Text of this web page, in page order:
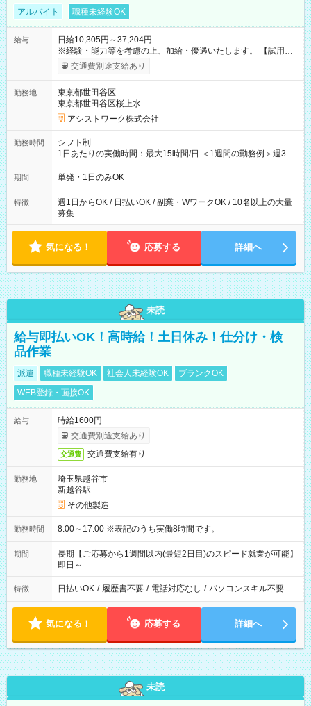
アルバイト 職種未経験OK
給与
日給10,305円～37,204円
※経験・能力等を考慮の上、加給・優遇いたします。 【試用期
間】試用期間なし
交通費別途支給あり
勤務地
東京都世田谷区
東京都世田谷区桜上水
アシストワーク株式会社
勤務時間
シフト制
1日あたりの実働時間：最大15時間/日 ＜1週間の勤務例＞週3回
勤務 勤務：月・水・金 休み：火・木・土・日 好きな時にお仕事
可能です！ ※1日あたりの最大実働時間は日勤、夜勤共に勤務し
期間 単発・1日のみOK
特徴
週1日からOK / 日払いOK / 副業・WワークOK / 10名以上の大量
募集
気になる！ 応募する 詳細へ
未読
給与即払いOK！高時給！土日休み！仕分け・検
品作業
派遣 職種未経験OK 社会人未経験OK
ブランクOK
WEB登録・面接OK
給与
時給1600円
交通費別途支給あり
交通費 交通費支給有り
勤務地
埼玉県越谷市
新越谷駅
その他製造
勤務時間 8:00～17:00 ※表記のうち実働8時間です。
期間
長期【ご応募から1週間以内(最短2日目)のスピード就業が可能】
即日～
特徴 日払いOK / 履歴書不要 / 電話対応なし / パソコンスキル不要
気になる！ 応募する 詳細へ
未読